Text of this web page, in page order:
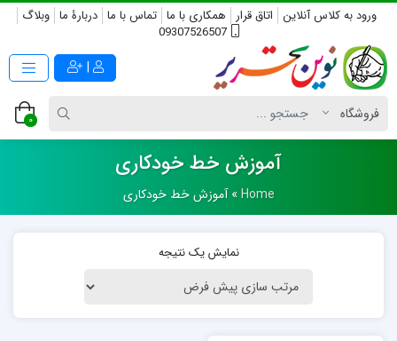
ورود به کلاس آنلاین اتاق قرار همکاری با ما تماس با ما دربارۀ ما وبلاگ
09307526507
|
0
آموزش خط خودکاری
Home
»آموزش خط خودکاری
نمایش یک نتیجه